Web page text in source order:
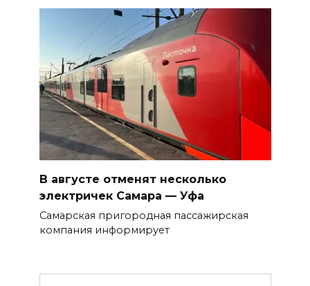
В августе отменят несколько
электричек Самара — Уфа
Самарская пригородная пассажирская
компания информирует